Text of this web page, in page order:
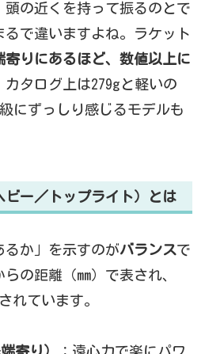
頭の近くを持って振るのとで
るで違いますよね。ラケット
寄りにあるほど、数値以上に
カタログ上は279gと軽いの
にずっしり感じるモデルも
ビー／トップライト）とは
るか」を示すのがバランスで
の距離（mm）で表され、
れています。
寄り）
：遠心力で楽にパワ